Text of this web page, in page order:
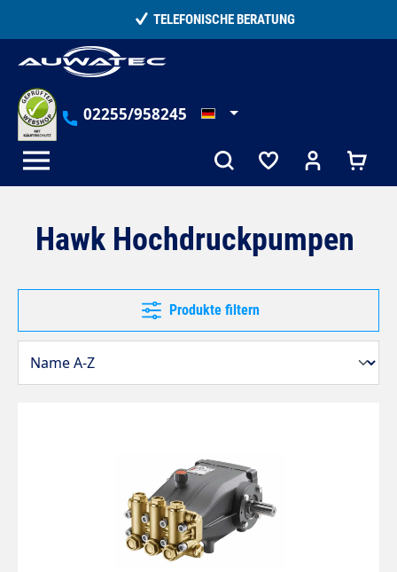
TELEFONISCHE BERATUNG
02255/958245
Hawk Hochdruckpumpen
Produkte filtern